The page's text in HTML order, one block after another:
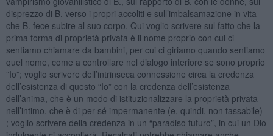
disprezzo di B. verso i propri accoliti e sull’imbalsamazione in vita
che B. fece subire al suo corpo. Qui voglio scrivere sul fatto che la
prima forma di proprietà privata è il nome proprio con cui ci
sentiamo chiamare da bambini, per cui ci giriamo quando sentiamo
quel nome, come a controllare nel dialogo interiore se sono proprio
”Io”; voglio scrivere dell’intrinseca connessione circa la credenza
dell’esistenza di questo “Io” con la credenza dell’esistenza
dell’anima, che è un modo di istituzionalizzare la proprietà privata
nell’intimo, che è di per sé impermanente (e, quindi, non tassabile)
; voglio scrivere della credenza in un “paradiso futuro”, in cui un Dio